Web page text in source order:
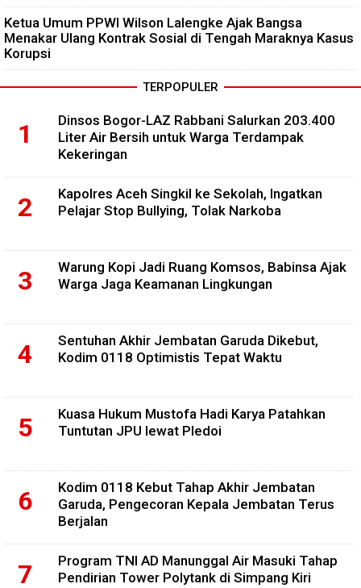
Ketua Umum PPWI Wilson Lalengke Ajak Bangsa
Menakar Ulang Kontrak Sosial di Tengah Maraknya Kasus
Korupsi
TERPOPULER
Dinsos Bogor-LAZ Rabbani Salurkan 203.400
Liter Air Bersih untuk Warga Terdampak
Kekeringan
Kapolres Aceh Singkil ke Sekolah, Ingatkan
Pelajar Stop Bullying, Tolak Narkoba
Warung Kopi Jadi Ruang Komsos, Babinsa Ajak
Warga Jaga Keamanan Lingkungan
Sentuhan Akhir Jembatan Garuda Dikebut,
Kodim 0118 Optimistis Tepat Waktu
Kuasa Hukum Mustofa Hadi Karya Patahkan
Tuntutan JPU lewat Pledoi
Kodim 0118 Kebut Tahap Akhir Jembatan
Garuda, Pengecoran Kepala Jembatan Terus
Berjalan
Program TNI AD Manunggal Air Masuki Tahap
Pendirian Tower Polytank di Simpang Kiri